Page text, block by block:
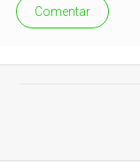
Comentar